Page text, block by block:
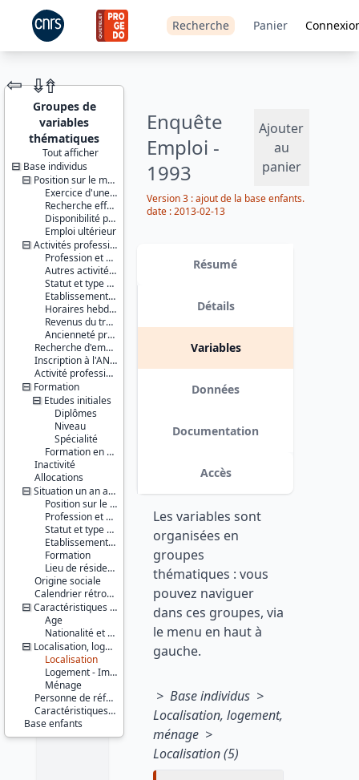
Recherche Panier
JEU DE
DONNÉES
Enquête
Emploi -
1993
Ajouter
au
panier
Version 3 : ajout de la base enfants.
date : 2013-02-13
⇦ ⇮⇮
Groupes de
variables
thématiques
Tout afficher
Base individus
Position sur le marché du travail
Exercice d'une activité professionnelle effective
Recherche effective d'un travail
Disponibilité pour travailler
Emploi ultérieur
Activités professionnelles
Profession et employeur principaux
Autres activités professionnelles
Statut et type de contrat
Etablissement employeur
Horaires hebdomadaires
Revenus du travail
Ancienneté professionnelle
Recherche d'emploi
Inscription à l'ANPE
Activité professionnelle antérieure
Formation
Etudes initiales
Diplômes
Niveau
Spécialité
Formation en cours
Inactivité
Allocations
Situation un an auparavant
Position sur le marché du travail
Profession et employeur principaux
Statut et type de contrat
Etablissement employeur
Formation
Lieu de résidence
Origine sociale
Calendrier rétrospectif d'activité
Caractéristiques personnelles
Age
Nationalité et pays de naissance
Localisation, logement, ménage
Localisation
Logement - Immeuble
Ménage
Personne de référence du ménage
Caractéristiques d'enquête
Base enfants
Identifiants :
lil-0031
doi:10.13144/lil-
0031
Thème :
Travail et
emploi
Série :
Enquête
Emploi /
Enquête
Emploi en
continu
(EE / EEC)
Couverture
géographique :
France
métropolitaine
Producteur :
INSEE
Diffuseur :
Progedo-
Adisp
Résumé
Détails
Variables
Données
Documentation
Accès
Les variables sont
organisées en
groupes
thématiques : vous
pouvez naviguer
dans ces groupes, via
le menu en haut à
gauche.
> Base individus >
Localisation, logement,
ménage >
Localisation (5)